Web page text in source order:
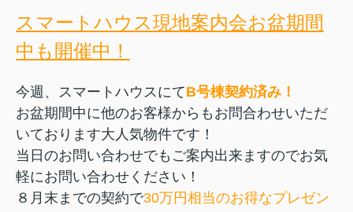
スマートハウス現地案内会お盆期間
中も開催中！
今週、スマートハウスにてB号棟契約済み！
お盆期間中に他のお客様からもお問合わせいただ
いております大人気物件です！
当日のお問い合わせでもご案内出来ますのでお気
軽にお問い合わせください！
８月末までの契約で30万円相当のお得なプレゼン